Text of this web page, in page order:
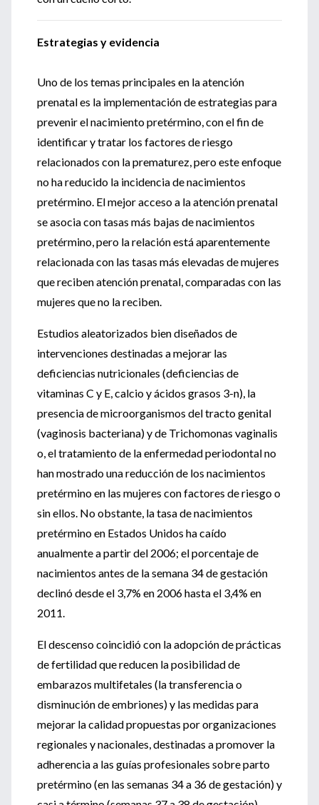
Estrategias y evidencia
Uno de los temas principales en la atención
prenatal es la implementación de estrategias para
prevenir el nacimiento pretérmino, con el fin de
identificar y tratar los factores de riesgo
relacionados con la prematurez, pero este enfoque
no ha reducido la incidencia de nacimientos
pretérmino. El mejor acceso a la atención prenatal
se asocia con tasas más bajas de nacimientos
pretérmino, pero la relación está aparentemente
relacionada con las tasas más elevadas de mujeres
que reciben atención prenatal, comparadas con las
mujeres que no la reciben.
Estudios aleatorizados bien diseñados de
intervenciones destinadas a mejorar las
deficiencias nutricionales (deficiencias de
vitaminas C y E, calcio y ácidos grasos 3-n), la
presencia de microorganismos del tracto genital
(vaginosis bacteriana) y de Trichomonas vaginalis
o, el tratamiento de la enfermedad periodontal no
han mostrado una reducción de los nacimientos
pretérmino en las mujeres con factores de riesgo o
sin ellos. No obstante, la tasa de nacimientos
pretérmino en Estados Unidos ha caído
anualmente a partir del 2006; el porcentaje de
nacimientos antes de la semana 34 de gestación
declinó desde el 3,7% en 2006 hasta el 3,4% en
2011.
El descenso coincidió con la adopción de prácticas
de fertilidad que reducen la posibilidad de
embarazos multifetales (la transferencia o
disminución de embriones) y las medidas para
mejorar la calidad propuestas por organizaciones
regionales y nacionales, destinadas a promover la
adherencia a las guías profesionales sobre parto
pretérmino (en las semanas 34 a 36 de gestación) y